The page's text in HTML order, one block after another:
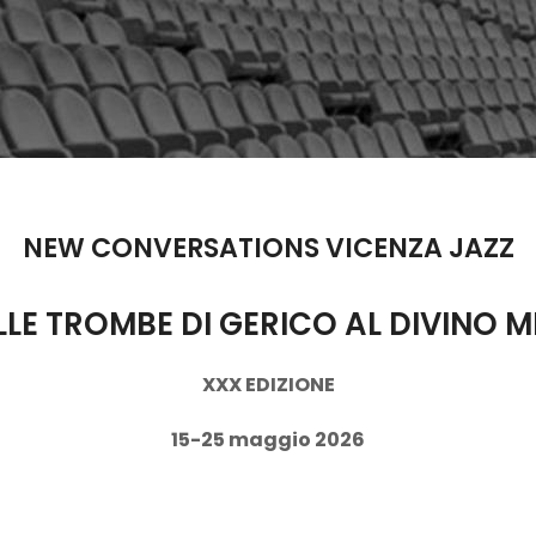
NEW CONVERSATIONS VICENZA JAZZ
TROMBE DI GERICO AL DIVINO
XXX EDIZIONE
15-25 maggio 2026